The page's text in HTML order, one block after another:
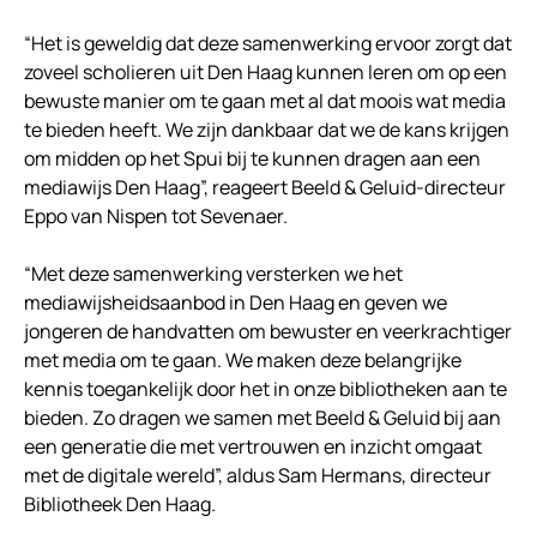
“Het is geweldig dat deze samenwerking ervoor zorgt dat
zoveel scholieren uit Den Haag kunnen leren om op een
bewuste manier om te gaan met al dat moois wat media
te bieden heeft. We zijn dankbaar dat we de kans krijgen
om midden op het Spui bij te kunnen dragen aan een
mediawijs Den Haag”, reageert Beeld & Geluid-directeur
Eppo van Nispen tot Sevenaer.
“Met deze samenwerking versterken we het
mediawijsheidsaanbod in Den Haag en geven we
jongeren de handvatten om bewuster en veerkrachtiger
met media om te gaan. We maken deze belangrijke
kennis toegankelijk door het in onze bibliotheken aan te
bieden. Zo dragen we samen met Beeld & Geluid bij aan
een generatie die met vertrouwen en inzicht omgaat
met de digitale wereld”, aldus Sam Hermans, directeur
Bibliotheek Den Haag.